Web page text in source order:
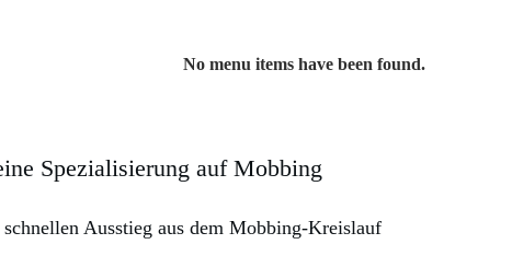
No menu items have been found.
Spezialisierung auf Mobbing
Ausstieg aus dem Mobbing-Kreislauf